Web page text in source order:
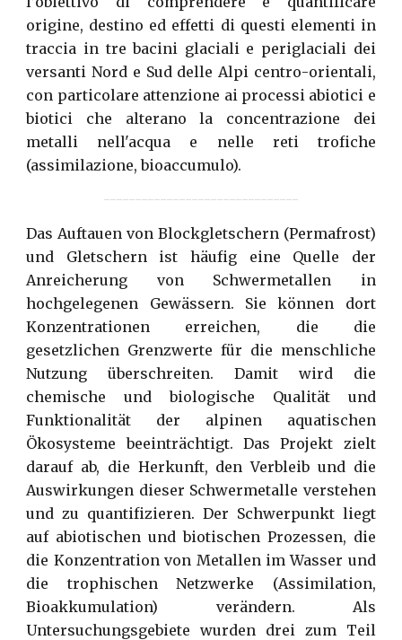
origine, destino ed effetti di questi elementi in
traccia in tre bacini glaciali e periglaciali dei
versanti Nord e Sud delle Alpi centro-orientali,
con particolare attenzione ai processi abiotici e
biotici che alterano la concentrazione dei
metalli nell'acqua e nelle reti trofiche
(assimilazione, bioaccumulo).
-------------------------------
Das Auftauen von Blockgletschern (Permafrost)
und Gletschern ist häufig eine Quelle der
Anreicherung von Schwermetallen in
hochgelegenen Gewässern. Sie können dort
Konzentrationen erreichen, die die
gesetzlichen Grenzwerte für die menschliche
Nutzung überschreiten. Damit wird die
chemische und biologische Qualität und
Funktionalität der alpinen aquatischen
Ökosysteme beeinträchtigt. Das Projekt zielt
darauf ab, die Herkunft, den Verbleib und die
Auswirkungen dieser Schwermetalle verstehen
und zu quantifizieren. Der Schwerpunkt liegt
auf abiotischen und biotischen Prozessen, die
die Konzentration von Metallen im Wasser und
die trophischen Netzwerke (Assimilation,
Bioakkumulation) verändern. Als
Untersuchungsgebiete wurden drei zum Teil